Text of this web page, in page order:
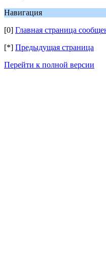
Навигация
[0] Главная страница
[*] Предыдущая страница
Перейти к полной версии